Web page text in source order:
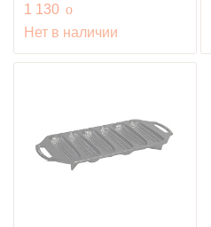
1 130 руб.
o
Нет в наличии